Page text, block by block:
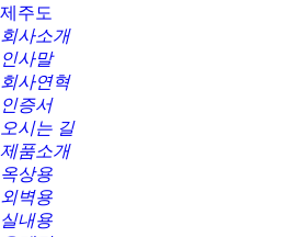
제주도
회사소개
인사말
회사연혁
인증서
오시는 길
제품소개
옥상용
외벽용
실내용